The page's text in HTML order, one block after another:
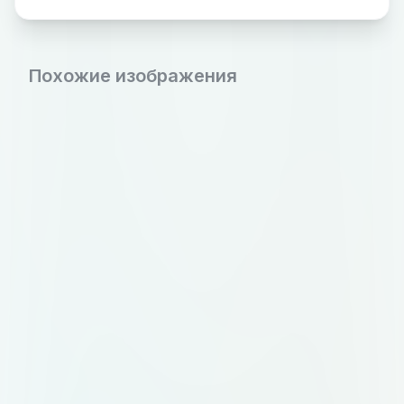
Похожие изображения